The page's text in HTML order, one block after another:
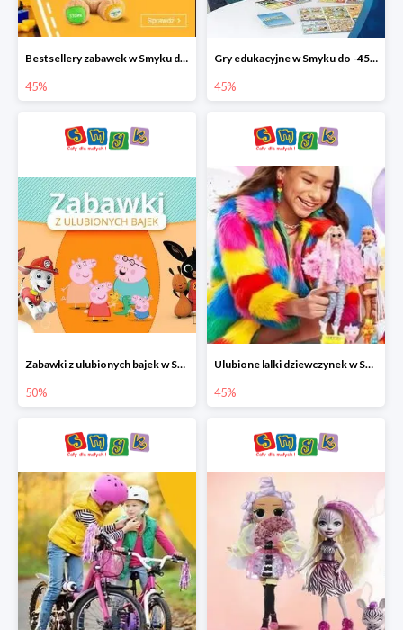
Bestsellery zabawek w Smyku do -45%
45%
Gry edukacyjne w Smyku do -45%
45%
Zabawki z ulubionych bajek w Smyku do -50%
50%
Ulubione lalki dziewczynek w Smyku do -45%
45%